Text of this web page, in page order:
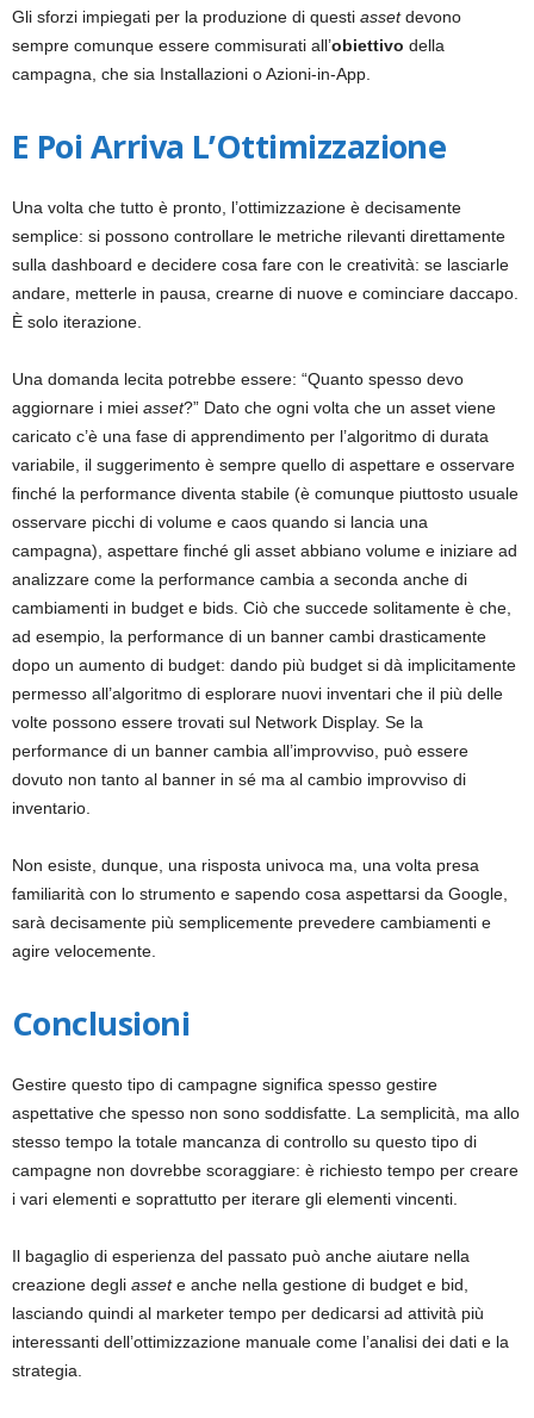
Gli sforzi impiegati per la produzione di questi assetdevono
sempre comunque essere commisurati all’obiettivo della
campagna, che sia Installazioni o Azioni-in-App.
E Poi Arriva L’Ottimizzazione
Una volta che tutto è pronto, l’ottimizzazione è decisamente
semplice: si possono controllare le metriche rilevanti direttamente
sulla dashboard e decidere cosa fare con le creatività: se lasciarle
andare, metterle in pausa, crearne di nuove e cominciare daccapo.
È solo iterazione.
Una domanda lecita potrebbe essere: “Quanto spesso devo
aggiornare i miei asset?” Dato che ogni volta che un asset viene
caricato c’è una fase di apprendimento per l’algoritmo di durata
variabile, il suggerimento è sempre quello di aspettare e osservare
finché la performance diventa stabile (è comunque piuttosto usuale
osservare picchi di volume e caos quando si lancia una
campagna), aspettare finché gli asset abbiano volume e iniziare ad
analizzare come la performance cambia a seconda anche di
cambiamenti in budget e bids. Ciò che succede solitamente è che,
ad esempio, la performance di un banner cambi drasticamente
dopo un aumento di budget: dando più budget si dà implicitamente
permesso all’algoritmo di esplorare nuovi inventari che il più delle
volte possono essere trovati sul Network Display. Se la
performance di un banner cambia all’improvviso, può essere
dovuto non tanto al banner in sé ma al cambio improvviso di
inventario.
Non esiste, dunque, una risposta univoca ma, una volta presa
familiarità con lo strumento e sapendo cosa aspettarsi da Google,
sarà decisamente più semplicemente prevedere cambiamenti e
agire velocemente.
Conclusioni
Gestire questo tipo di campagne significa spesso gestire
aspettative che spesso non sono soddisfatte. La semplicità, ma allo
stesso tempo la totale mancanza di controllo su questo tipo di
campagne non dovrebbe scoraggiare: è richiesto tempo per creare
i vari elementi e soprattutto per iterare gli elementi vincenti.
Il bagaglio di esperienza del passato può anche aiutare nella
creazione degli assete anche nella gestione di budget e bid,
lasciando quindi al marketer tempo per dedicarsi ad attività più
interessanti dell’ottimizzazione manuale come l’analisi dei dati e la
strategia.